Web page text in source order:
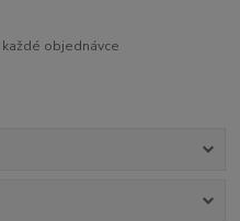
každé objednávce